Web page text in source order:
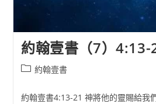
約翰壹書（7）4:13-
Post約翰壹書
約翰壹書4:13-21 神將他的靈賜給我